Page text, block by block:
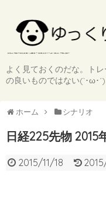
よく見ておくのだな。ト
の良いものではない(`･ω･´)
ホーム シナリオ
日経225先物 2015
2015/11/18